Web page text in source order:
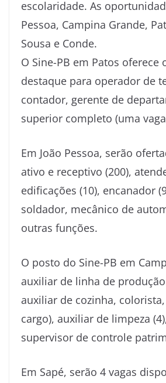
escolaridade. As
Pessoa, Campina Grande,
Sousa e Conde.
O Sine-PB em Patos
destaque para operador de
contador, gerente de
superior completo (uma
Em João Pessoa, serão
ativo e receptivo (200),
edificações (10), encanador
soldador, mecânico de
outras funções.
O posto do Sine-PB em
auxiliar de linha de
auxiliar de cozinha,
cargo), auxiliar de limpeza
supervisor de controle
Em Sapé, serão 4 vagas